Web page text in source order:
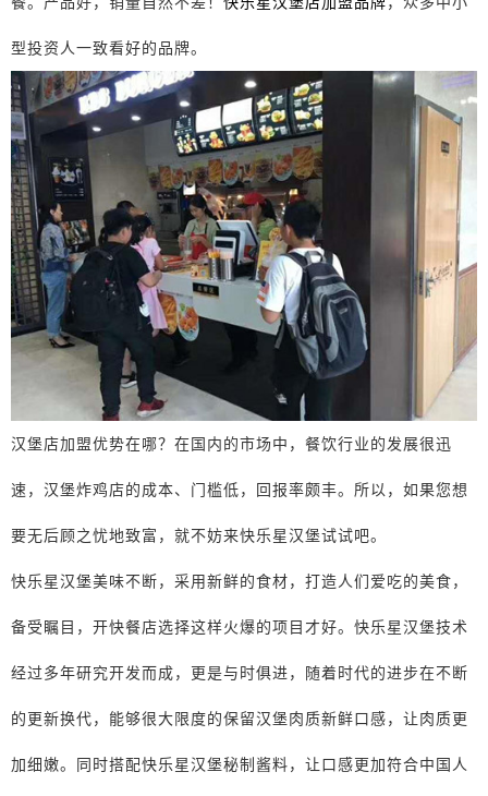
型投资人一致看好的品牌。
汉堡店加盟优势在哪？在国内的市场中，餐饮行业的发展很迅
速，汉堡炸鸡店的成本、门槛低，回报率颇丰。所以，如果您想
要无后顾之忧地致富，就不妨来快乐星汉堡试试吧。
快乐星汉堡美味不断，采用新鲜的食材，打造人们爱吃的美食，
备受瞩目，开快餐店选择这样火爆的项目才好。快乐星汉堡技术
经过多年研究开发而成，更是与时俱进，随着时代的进步在不断
的更新换代，能够很大限度的保留汉堡肉质新鲜口感，让肉质更
加细嫩。同时搭配快乐星汉堡秘制酱料，让口感更加符合中国人